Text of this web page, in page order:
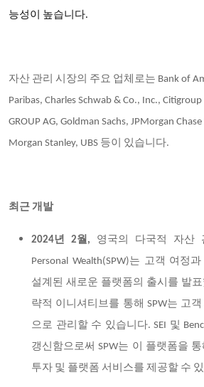
능성이 높습니다.
자산 관리 시장의 주요 업체로는 Bank of
Paribas, Charles Schwab & Co., Inc., Citigroup
GROUP AG, Goldman Sachs, JPMorgan
Morgan Stanley, UBS 등이 있습니다.
최근 개발
2024년 2월, 영국의 다국적 자산
Personal Wealth(SPW)는 고객 여정
설계된 새로운 플랫폼의 출시를 발
략적 이니셔티브를 통해 SPW는 고
으로 관리할 수 있습니다. SEI 및
갱신함으로써 SPW는 이 플랫폼을
투자 및 플랫폼 서비스를 제공할 수